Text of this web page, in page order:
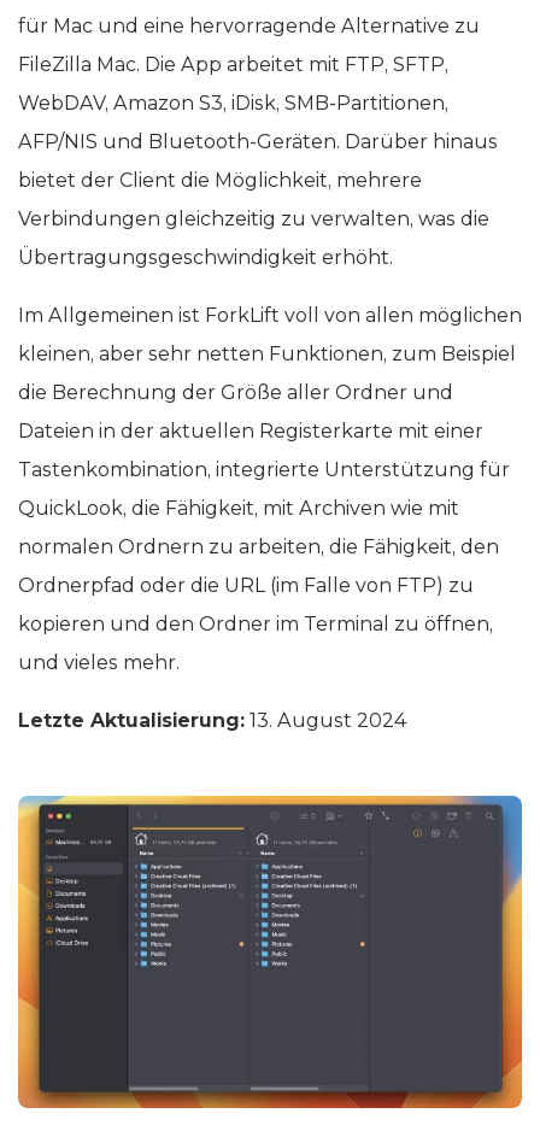
für Mac und eine hervorragende Alternative zu
FileZilla Mac. Die App arbeitet mit FTP, SFTP,
WebDAV, Amazon S3, iDisk, SMB-Partitionen,
AFP/NIS und Bluetooth-Geräten. Darüber hinaus
bietet der Client die Möglichkeit, mehrere
Verbindungen gleichzeitig zu verwalten, was die
Übertragungsgeschwindigkeit erhöht.
Im Allgemeinen ist ForkLift voll von allen möglichen
kleinen, aber sehr netten Funktionen, zum Beispiel
die Berechnung der Größe aller Ordner und
Dateien in der aktuellen Registerkarte mit einer
Tastenkombination, integrierte Unterstützung für
QuickLook, die Fähigkeit, mit Archiven wie mit
normalen Ordnern zu arbeiten, die Fähigkeit, den
Ordnerpfad oder die URL (im Falle von FTP) zu
kopieren und den Ordner im Terminal zu öffnen,
und vieles mehr.
Letzte Aktualisierung: 13. August 2024